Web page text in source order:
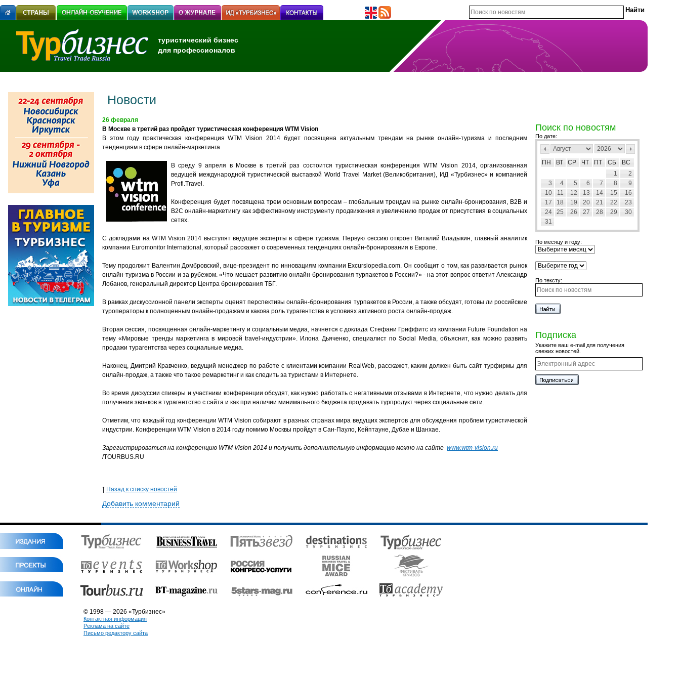
туристический бизнес
для профессионалов
Новости
26 февраля
В Москве в третий раз пройдет туристическая конференция WTM Vision
В этом году практическая конференция WTM Vision 2014 будет посвящена актуальным трендам на рынке онлайн-туризма и последним
тенденциям в сфере онлайн-маркетинга
В среду 9 апреля в Москве в третий раз состоится туристическая конференция WTM Vision 2014, организованная
ведущей международной туристической выставкой World Travel Market (Великобритания), ИД «Турбизнес» и компанией
Profi.Travel.
Конференция будет посвящена трем основным вопросам – глобальным трендам на рынке онлайн-бронирования, B2B и
B2C онлайн-маркетингу как эффективному инструменту продвижения и увеличению продаж от присутствия в социальных
сетях.
С докладами на WTM Vision 2014 выступят ведущие эксперты в сфере туризма. Первую сессию откроет Виталий Владыкин, главный аналитик
компании Euromonitor International, который расскажет о современных тенденциях онлайн-бронирования в Европе.
Тему продолжит Валентин Домбровский, вице-президент по инновациям компании Excursiopedia.com. Он сообщит о том, как развивается рынок
онлайн-туризма в России и за рубежом. «Что мешает развитию онлайн-бронирования турпакетов в России?» - на этот вопрос ответит Александр
Лобанов, генеральный директор Центра бронирования ТБГ.
В рамках дискуссионной панели эксперты оценят перспективы онлайн-бронирования турпакетов в России, а также обсудят, готовы ли российские
туроператоры к полноценным онлайн-продажам и какова роль турагентства в условиях активного роста онлайн-продаж.
Вторая сессия, посвященная онлайн-маркетингу и социальным медиа, начнется с доклада Стефани Гриффитс из компании Future Foundation на
тему «Мировые тренды маркетинга в мировой travel-индустрии». Илона Дьяченко, специалист по Social Media, объяснит, как можно развить
продажи турагентства через социальные медиа.
Наконец, Дмитрий Кравченко, ведущий менеджер по работе с клиентами компании RealWeb, расскажет, каким должен быть сайт турфирмы для
онлайн-продаж, а также что такое ремаркетинг и как следить за туристами в Интернете.
Во время дискуссии спикеры и участники конференции обсудят, как нужно работать с негативными отзывами в Интернете, что нужно делать для
получения звонков в турагентство с сайта и как при наличии минимального бюджета продавать турпродукт через социальные сети.
Отметим, что каждый год конференции WTM Vision собирают в разных странах мира ведущих экспертов для обсуждения проблем туристической
индустрии. Конференции WTM Vision в 2014 году помимо Москвы пройдут в Сан-Пауло, Кейптауне, Дубае и Шанхае.
Зарегистрироваться на конференцию WTM Vision 2014 и получить дополнительную информацию можно на сайте www.wtm-vision.ru
/TOURBUS.RU
Назад к списку новостей
Добавить комментарий
Поиск по новостям
По дате:
ПН ВТ СР ЧТ ПТ СБ
ВС
1
2
3
4 5 6 7 8
9
10
11 12 13 14 15
16
17
18 19 20 21 22
23
24
25 26 27 28 29
30
31
По месяцу и году:
По тексту:
Подписка
Укажите ваш e-mail для получения
свежих новостей.
© 1998 — 2026 «Турбизнес»
Контактная информация
Реклама на сайте
Письмо редактору сайта